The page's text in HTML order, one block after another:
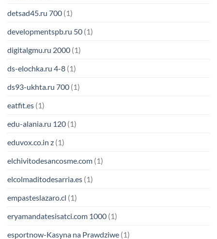
detsad45.ru 700 (1)
developmentspb.ru 50 (1)
digitalgmu.ru 2000 (1)
ds-elochka.ru 4-8 (1)
ds93-ukhta.ru 700 (1)
eatfit.es (1)
edu-alania.ru 120 (1)
eduvox.co.in z (1)
elchivitodesancosme.com (1)
elcolmaditodesarria.es (1)
empasteslazaro.cl (1)
eryamandatesisatci.com 1000 (1)
esportnow-Kasyna na Prawdziwe (1)